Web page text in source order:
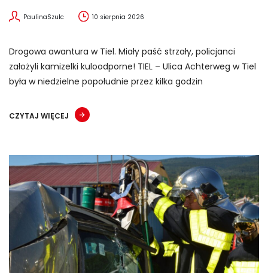
PaulinaSzulc 10 sierpnia 2026
Drogowa awantura w Tiel. Miały paść strzały, policjanci
założyli kamizelki kuloodporne! TIEL – Ulica Achterweg w Tiel
była w niedzielne popołudnie przez kilka godzin
CZYTAJ WIĘCEJ